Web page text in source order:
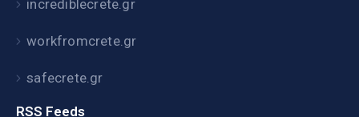
incrediblecrete.gr
workfromcrete.gr
safecrete.gr
RSS Feeds